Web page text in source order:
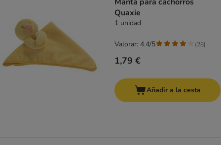
Quaxie
1 unidad
1,79 €
Valorar: 4.4/5 (28)
Añadir a la cesta